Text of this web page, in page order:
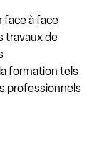
face à face
travaux de
formation tels
professionnels